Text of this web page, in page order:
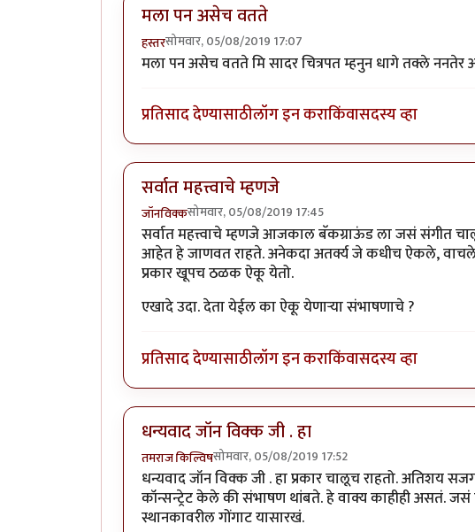
मला पन असेच वतते
हस्तरसोमवार, 05/08/2019 17:07
मला पन असेच वतते मि सादर चित्रपत म्हनुन धागे तक्ले
प्रतिसाद देण्यासाठीलॉग इन कराकिंवासदस्य व्हा
सर्वात महत्त्वाचे म्हणजे
जॉनविक्कसोमवार, 05/08/2019 17:45
सर्वात महत्त्वाचे म्हणजे आजकाल बॅकग्राऊंड ला जसं संगीत
आहेत हे जाणवत राहते. अनेकदा अतर्क्य जे कधीच ऐकले, वाचले
प्रकार खूपच ठळक ऐकू येतो.
एखादे उदा. देता येईल का ऐकू येणाऱ्या संभाषणाचे ?
प्रतिसाद देण्यासाठीलॉग इन कराकिंवासदस्य व्हा
धन्यवाद जॉन विक्क जी . हा
तमराज किल्विषसोमवार, 05/08/2019 17:52
धन्यवाद जॉन विक्क जी . हा प्रकार चालूच राहतो. अतिशय
कॉन्सन्ट्रेट केले की संभाषण थांबते. हे वाक्य काहीही असतं.
स्थानकावरील गोंगाट यासारखं.